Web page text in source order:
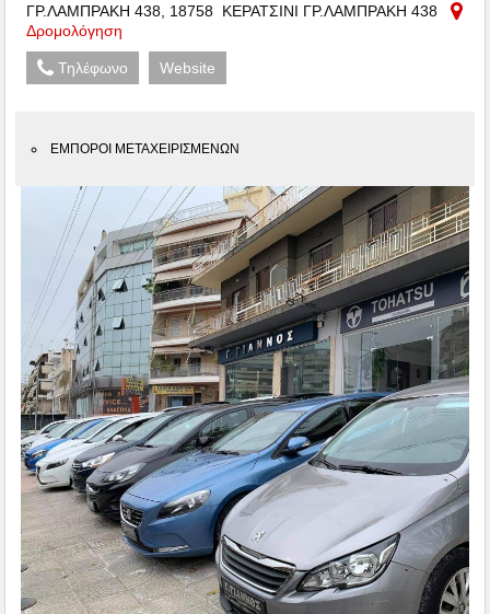
ΓΡ.ΛΑΜΠΡΑΚΗ 438, 18758 ΚΕΡΑΤΣΙΝΙ ΓΡ.ΛΑΜΠΡΑΚΗ 438
Δρομολόγηση
Τηλέφωνο Website
ΕΜΠΟΡΟΙ ΜΕΤΑΧΕΙΡΙΣΜΕΝΩΝ